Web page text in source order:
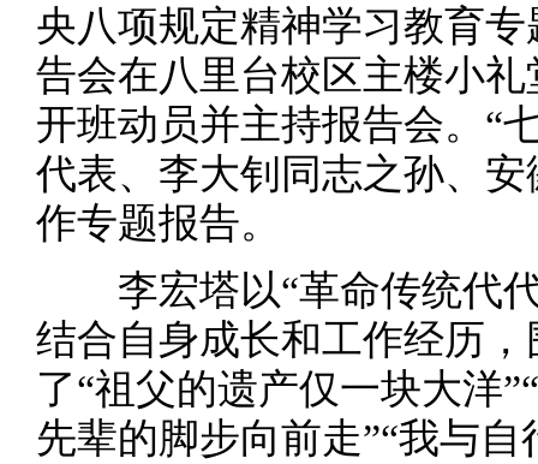
央八项规定精神学习教育
告会在八里台校区主楼小
开班动员并主持报告会。“
代表、李大钊同志之孙、
作专题报告。
李宏塔以“革命传统代代
结合自身成长和工作经历
了“祖父的遗产仅一块大洋
先辈的脚步向前走”“我与